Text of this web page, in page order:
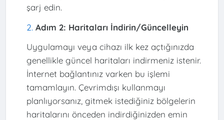
şarj edin.
Adım 2: Haritaları İndirin/Güncelleyin
Uygulamayı veya cihazı ilk kez açtığınızda
genellikle güncel haritaları indirmeniz istenir.
İnternet bağlantınız varken bu işlemi
tamamlayın. Çevrimdışı kullanmayı
planlıyorsanız, gitmek istediğiniz bölgelerin
haritalarını önceden indirdiğinizden emin